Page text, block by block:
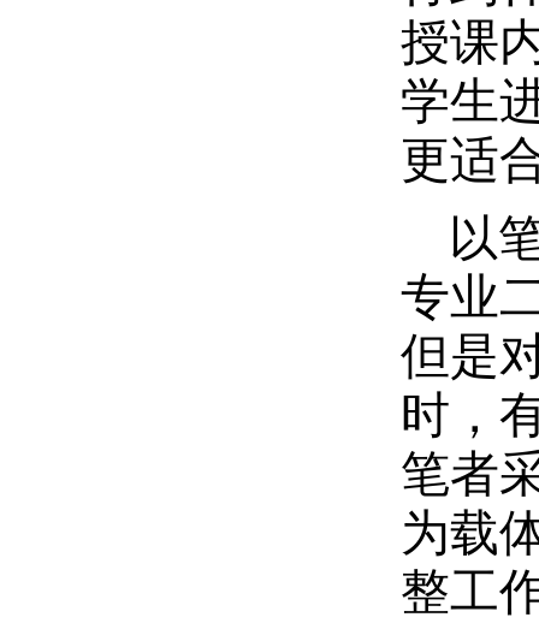
授课
学生
更适
以
专业
但是
时，
笔者
为载
整工